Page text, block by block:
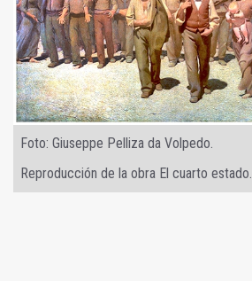
Foto: Giuseppe Pelliza da Volpedo.
Reproducción de la obra El cuarto estado.